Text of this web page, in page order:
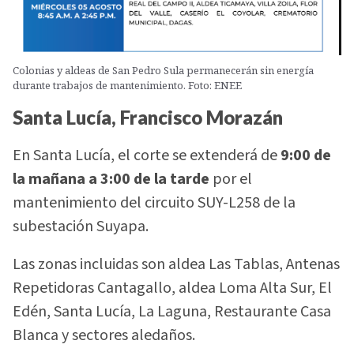
Colonias y aldeas de San Pedro Sula permanecerán sin energía
durante trabajos de mantenimiento. Foto: ENEE
Santa Lucía, Francisco Morazán
En Santa Lucía, el corte se extenderá de9:00 de
la mañana a 3:00 de la tarde por el
mantenimiento del circuito SUY-L258 de la
subestación Suyapa.
Las zonas incluidas son aldea Las Tablas, Antenas
Repetidoras Cantagallo, aldea Loma Alta Sur, El
Edén, Santa Lucía, La Laguna, Restaurante Casa
Blanca y sectores aledaños.